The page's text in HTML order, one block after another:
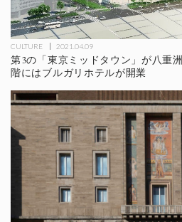
CULTURE 2021.04.09
第3の「東京ミッドタウン」が八重
階にはブルガリホテルが開業